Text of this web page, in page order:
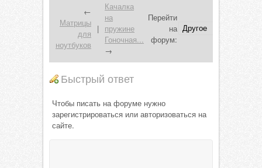
←
Матрицы
для
ноутбуков
|
Качалка
на
пружине
Гоночная...
→
Перейти
на
форум:
Быстрый ответ
Чтобы писать на форуме нужно
зарегистрироваться или авторизоваться на
сайте.